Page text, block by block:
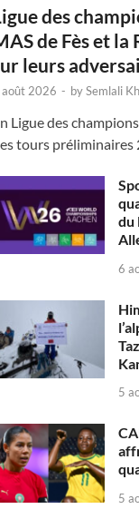
des
de Fès et la
leurs
2026 - bySemlali
Ligue des
tours préliminaires
du
6
5
5